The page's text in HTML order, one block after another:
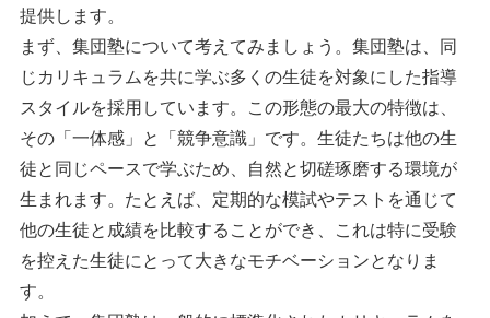
提供します。
まず、集団塾について考えてみましょう。集団塾は、同
じカリキュラムを共に学ぶ多くの生徒を対象にした指導
スタイルを採用しています。この形態の最大の特徴は、
その「一体感」と「競争意識」です。生徒たちは他の生
徒と同じペースで学ぶため、自然と切磋琢磨する環境が
生まれます。たとえば、定期的な模試やテストを通じて
他の生徒と成績を比較することができ、これは特に受験
を控えた生徒にとって大きなモチベーションとなりま
す。